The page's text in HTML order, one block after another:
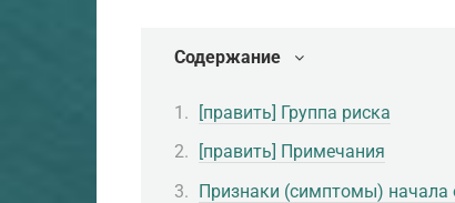
Содержание
[править] Группа риска
[править] Примечания
Признаки (симптомы) начала